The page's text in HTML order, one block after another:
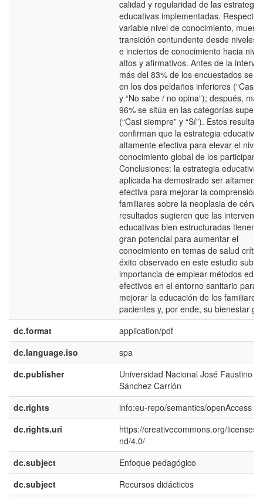
calidad y regularidad de las
educativas implementadas. Respecto
variable nivel de conocimiento,
transición contundente desde niveles
e inciertos de conocimiento hacia
altos y afirmativos. Antes de la
más del 83% de los encuestados se
en los dos peldaños inferiores (“Casi
y “No sabe / no opina”); después,
96% se sitúa en las categorías
(“Casi siempre” y “Sí”). Estos
confirman que la estrategia educativa
altamente efectiva para elevar el nivel
conocimiento global de los
Conclusiones: la estrategia educativa
aplicada ha demostrado ser altamente
efectiva para mejorar la comprensión
familiares sobre la neoplasia de
resultados sugieren que las
educativas bien estructuradas tienen
gran potencial para aumentar el
conocimiento en temas de salud
éxito observado en este estudio
importancia de emplear métodos
efectivos en el entorno sanitario para
mejorar la educación de los familiares
pacientes y, por ende, su bienestar
dc.format
application/pdf
dc.language.iso
spa
dc.publisher
Universidad Nacional José Faustino
Sánchez Carrión
dc.rights
info:eu-repo/semantics/openAccess
dc.rights.uri
https://creativecommons.org/licenses/
nd/4.0/
dc.subject
Enfoque pedagógico
dc.subject
Recursos didácticos